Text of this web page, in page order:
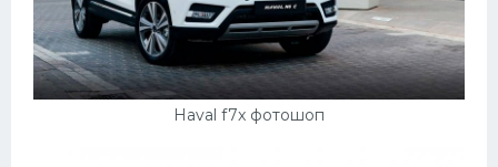
Haval f7x фотошоп